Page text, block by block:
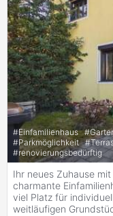
#Einfamilienhaus #
#Parkmöglichkeit #
#renovierungsbedürftig
Ihr neues Zuhause
charmante
viel Platz für
weitläufigen